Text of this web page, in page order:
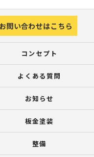
お問い合わせはこちら
コンセプト
よくある質問
お知らせ
板金塗装
整備